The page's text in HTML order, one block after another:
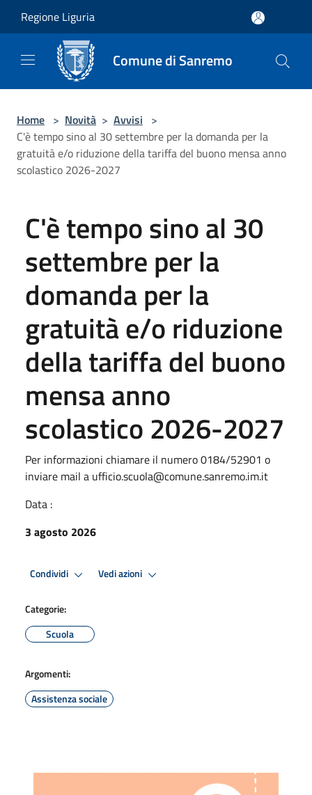
Regione Liguria
Comune di Sanremo
Home > Novità > Avvisi >
C'è tempo sino al 30 settembre per la domanda per la
gratuità e/o riduzione della tariffa del buono mensa anno
scolastico 2026-2027
C'è tempo sino al 30
settembre per la
domanda per la
gratuità e/o riduzione
della tariffa del buono
mensa anno
scolastico 2026-2027
Per informazioni chiamare il numero 0184/52901 o
inviare mail a ufficio.scuola@comune.sanremo.im.it
Data :
3 agosto 2026
Condividi Vedi azioni
Categorie:
Scuola
Argomenti:
Assistenza sociale